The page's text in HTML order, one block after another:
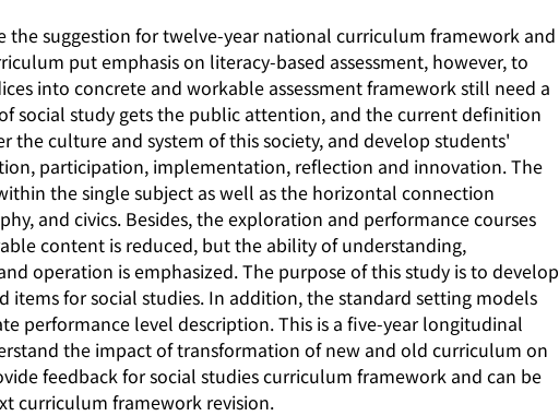
the suggestion for twelve-year national curriculum framework and
put emphasis on literacy-based assessment, however, to
into concrete and workable assessment framework still need a
social study gets the public attention, and the current definition
the culture and system of this society, and develop students'
participation, implementation, reflection and innovation. The
the single subject as well as the horizontal connection
and civics. Besides, the exploration and performance courses
content is reduced, but the ability of understanding,
operation is emphasized. The purpose of this study is to develop
items for social studies. In addition, the standard setting models
performance level description. This is a five-year longitudinal
the impact of transformation of new and old curriculum on
feedback for social studies curriculum framework and can be
curriculum framework revision.